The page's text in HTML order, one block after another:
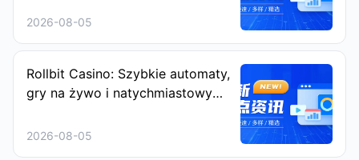
2026-08-05
Rollbit Casino: Szybkie automaty,
gry na żywo i natychmiastowy
2026-08-05